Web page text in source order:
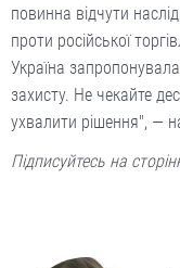
повинна відчути
проти російської
Україна
захисту. Не чекайте
ухвалити рішення", —
Підписуйтесь на